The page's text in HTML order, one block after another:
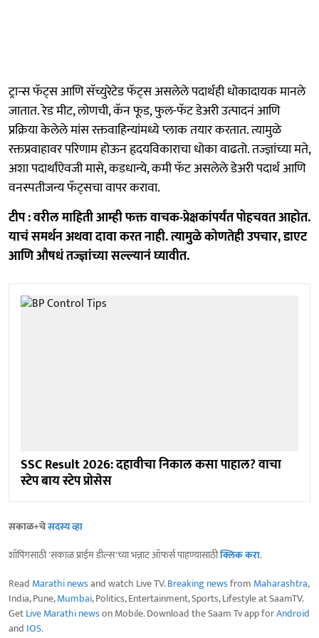
ट्रान्स फॅट्स आणि सॅच्युरेटेड फॅट्स असलेले पदार्थही धोकादायक मानले
जातात. रेड मीट, लोणची, कॅन फूड, फुल-फॅट डेअरी उत्पादनं आणि
प्रक्रिया केलेले मांस रक्तवाहिन्यांमध्ये प्लाक तयार करतात. त्यामुळे
रक्तप्रवाहावर परिणाम होऊन हृदयविकाराचा धोका वाढतो. तज्ज्ञांच्या मते,
अशा पदार्थांऐवजी मासे, कडधान्ये, कमी फॅट असलेले डेअरी पदार्थ आणि
वनस्पतीजन्य फॅट्सचा वापर करावा.
टीप : वरील माहिती आम्ही फक्त वाचक-प्रेक्षकांपर्यंत पोहचवत आहोत.
याचं समर्थन अथवा दावा करत नाही. त्यामुळे कोणतेही उपचार, डाएट
आणि औषधं तज्ज्ञांच्या सल्ल्यानं घ्यावीत.
SSC Result 2026: दहावीचा निकाल कसा पाहाल? वाचा
स्टेप बाय स्टेप प्रोसेस
सकाळ+चेसदस्य व्हा
शॉपिंगसाठी 'सकाळ प्राईम डील्स'च्या भन्नाट ऑफर्स पाहण्यासाठीक्लिक करा.
Read Marathi newsand watch Live TV.Breaking newsfrom Maharashtra,
India, Pune,Mumbai, Politics, Entertainment, Sports, Lifestyle at SaamTV.
GetLive Marathi newson Mobile. Download the Saam Tv app forAndroid
and IOS.